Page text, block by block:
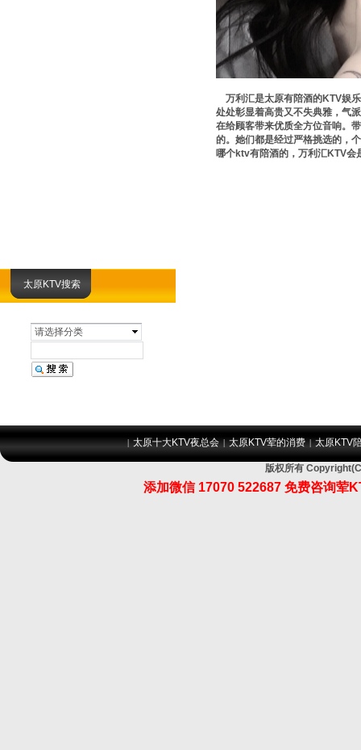
太原KTV搜索
请选择分类
万利汇是太原有陪酒的KTV娱
处处彰显着高贵又不失典雅，气
在给顾客带来优质全方位音响。
的。她们都是经过严格挑选的，
哪个ktv有陪酒的，万利汇KTV会
|太原十大KTV夜总会 |太原KTV荤的消费 |太原KTV
版权所有
添加微信 17070 522687 免费咨询荤